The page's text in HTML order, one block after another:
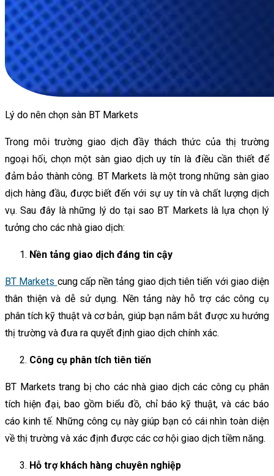
Lý do nên chọn sàn BT Markets
Trong môi trường giao dịch đầy thách thức của thị trường
ngoại hối, chọn một sàn giao dịch uy tín là điều cần thiết để
đảm bảo thành công. BT Markets là một trong những sàn giao
dịch hàng đầu, được biết đến với sự uy tín và chất lượng dịch
vụ. Sau đây là những lý do tại sao BT Markets là lựa chọn lý
tưởng cho các nhà giao dịch:
Nền tảng giao dịch đáng tin cậy
BT Markets cung cấp nền tảng giao dịch tiên tiến với giao diện
thân thiện và dễ sử dụng. Nền tảng này hỗ trợ các công cụ
phân tích kỹ thuật và cơ bản, giúp bạn nắm bắt được xu hướng
thị trường và đưa ra quyết định giao dịch chính xác.
Công cụ phân tích tiên tiến
BT Markets trang bị cho các nhà giao dịch các công cụ phân
tích hiện đại, bao gồm biểu đồ, chỉ báo kỹ thuật, và các báo
cáo kinh tế. Những công cụ này giúp bạn có cái nhìn toàn diện
về thị trường và xác định được các cơ hội giao dịch tiềm năng.
Hỗ trợ khách hàng chuyên nghiệp